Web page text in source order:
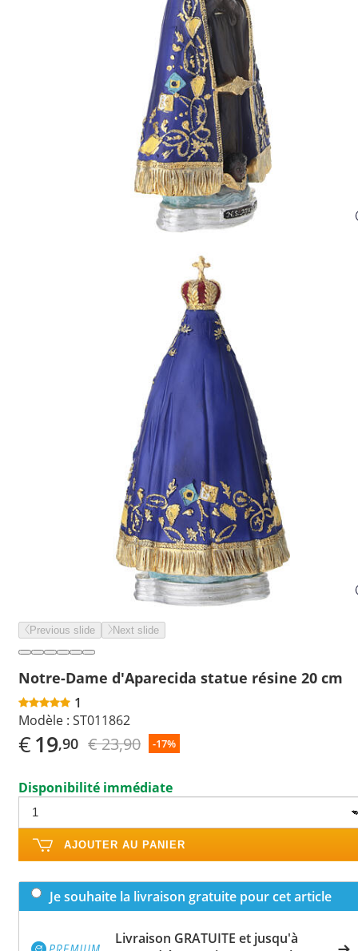
Previous slide Next slide
Notre-Dame d'Aparecida statue résine 20 cm
1
Modèle : ST011862
€19,90 € 23,90 -17%
Disponibilité immédiate
AJOUTER AU PANIER
Je souhaite la livraison gratuite pour cet article
Livraison GRATUITE et jusqu'à